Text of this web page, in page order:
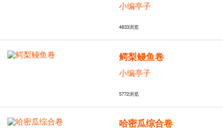
小编亭子
4833浏览
鳄梨鳗鱼卷
小编亭子
5772浏览
哈密瓜综合卷